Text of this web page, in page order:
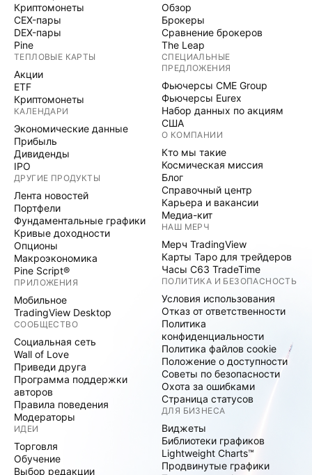
Криптомонеты
CEX-пары
DEX-пары
Pine
ТЕПЛОВЫЕ КАРТЫ
Акции
ETF
Криптомонеты
КАЛЕНДАРИ
Экономические данные
Прибыль
Дивиденды
IPO
ДРУГИЕ ПРОДУКТЫ
Лента новостей
Портфели
Фундаментальные графики
Кривые доходности
Опционы
Макроэкономика
Pine Script®
ПРИЛОЖЕНИЯ
Мобильное
TradingView Desktop
СООБЩЕСТВО
Социальная сеть
Wall of Love
Приведи друга
Программа поддержки
авторов
Правила поведения
Модераторы
ИДЕИ
Торговля
Обучение
Выбор редакции
Обзор
Брокеры
Сравнение брокеров
The Leap
СПЕЦИАЛЬНЫЕ
ПРЕДЛОЖЕНИЯ
Фьючерсы CME Group
Фьючерсы Eurex
Набор данных по акциям
США
О КОМПАНИИ
Кто мы такие
Космическая миссия
Блог
Справочный центр
Карьера и вакансии
Медиа-кит
НАШ МЕРЧ
Мерч TradingView
Карты Таро для трейдеров
Часы C63 TradeTime
ПОЛИТИКА И БЕЗОПАСНОСТЬ
Условия использования
Отказ от ответственности
Политика
конфиденциальности
Политика файлов cookie
Положение о доступности
Советы по безопасности
Охота за ошибками
Страница статусов
ДЛЯ БИЗНЕСА
Виджеты
Библиотеки графиков
Lightweight Charts™
Продвинутые графики